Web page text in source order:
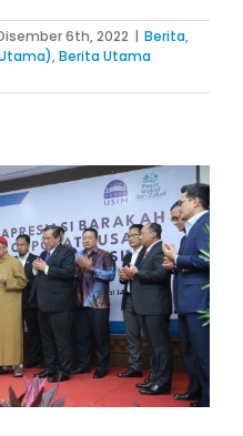
6th, 2022 | Berita,
,Berita Utama